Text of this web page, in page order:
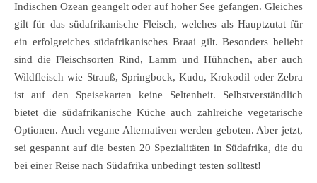
Indischen Ozean geangelt oder auf hoher See gefangen. Gleiches
gilt für das südafrikanische Fleisch, welches als Hauptzutat für
ein erfolgreiches südafrikanisches Braai gilt. Besonders beliebt
sind die Fleischsorten Rind, Lamm und Hühnchen, aber auch
Wildfleisch wie Strauß, Springbock, Kudu, Krokodil oder Zebra
ist auf den Speisekarten keine Seltenheit. Selbstverständlich
bietet die südafrikanische Küche auch zahlreiche vegetarische
Optionen. Auch vegane Alternativen werden geboten. Aber jetzt,
sei gespannt auf die besten 20 Spezialitäten in Südafrika, die du
bei einer Reise nach Südafrika unbedingt testen solltest!